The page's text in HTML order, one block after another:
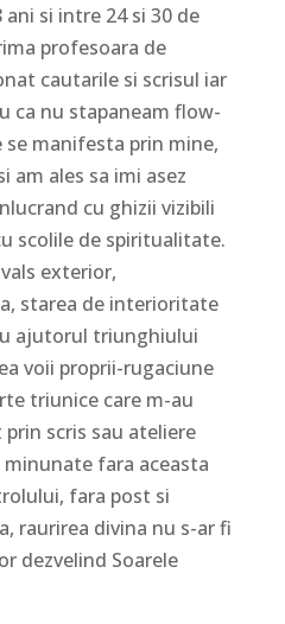
si intre 24 si 30 de
profesoara de
cautarile si scrisul iar
ca nu stapaneam flow-
manifesta prin mine,
am ales sa imi asez
cu ghizii vizibili
scolile de spiritualitate.
exterior,
starea de interioritate
ajutorul triunghiului
voii proprii-rugaciune
triunice care m-au
scris sau ateliere
fara aceasta
fara post si
raurirea divina nu s-ar fi
dezvelind Soarele